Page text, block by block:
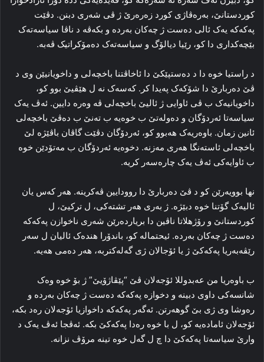
کوردستانێ، بەرەڤاژی کورد زەرەرێ ژ ڤی شەری دبنن. دڤێت
پەکەکە یەک ئالی دەست ژ چەکان بەردە و بکەڤە د ناڤا سیاسەتەک
بێچەکداری دا کو، رێیا دیالۆگ و سیاسەتەک دەمۆکراتیک ڤەبە.
د راستیا خوە دا د دەستپێکێ دا ئاخاڤتنا باخچەلی و داخویانیێن وی د
ڤێ دەربارێ دا شۆکەک پەیدا کر. کەسەک نە ل ھێڤیێ بوو کو،
داخویانیەک ب ڤی ئاوایی ژ ئالیێ باخچەلی ڤە وەرە دایین. ئەڤ یەک
سیاسەتا ئەردۆگان و دەولەتێ ب خوەیە ب تەنێ ب دەڤێ باخچەلی
ئانین زمان. باوەریەک ھەبوو کو، ئەردۆگان دڤێت گاڤان باڤێژە لێ
باخچەلی ئاستەنگا ھەری مەزنە. دخوەیە ئەردۆگان ب مەتۆدێن خوە
ب ئاوایەکی ئەڤ یەک چارەسەر کریە.
نھا بوویەرێن کو د ڤێ دەربارێ دا روودایین ڤەکرینە. ھەر کەس یان
ئالیەک گۆتنا خوە دبێژە. ژ بەری ھەر تشتەکی، ل ترکیێ، ل
کوردستانێ و رۆژھلاتا ناڤین دا بریاردەرێن شەری ناخوازن پەکەکە
دەست ژ چەکان بەردە. ئیحتمالە کو، باندۆرا ھندەک ئالیان ل سەر
رێڤەبەریا پەکەکێ ژ یا ئۆجالان ژی گەلەکتربە، ھەر دەمی ھەیە.
ب باوەریا من عەبدوللا ئۆجەلان ڤێ “پێڤاژۆیێ” ژ بۆ خوە وەک
شانسەکی داوی دبینە و دخوازە پەکەکە دەست ژ چەکان بەردە و
رەوشا وی ژی بێ گوھەرتن. ئەگەر پەکەکە داخوازیا ئۆجەلان رەد بکە،
ئۆجەلان ئامادەیە کو، ل با خوە رەدا پەکەکێ بکە. ئەڤجا ئەڤ یەک د
وارێ سیاسەتا پەکەکێ دا چ ل گەل خوە تینە مرۆڤ نزانە.